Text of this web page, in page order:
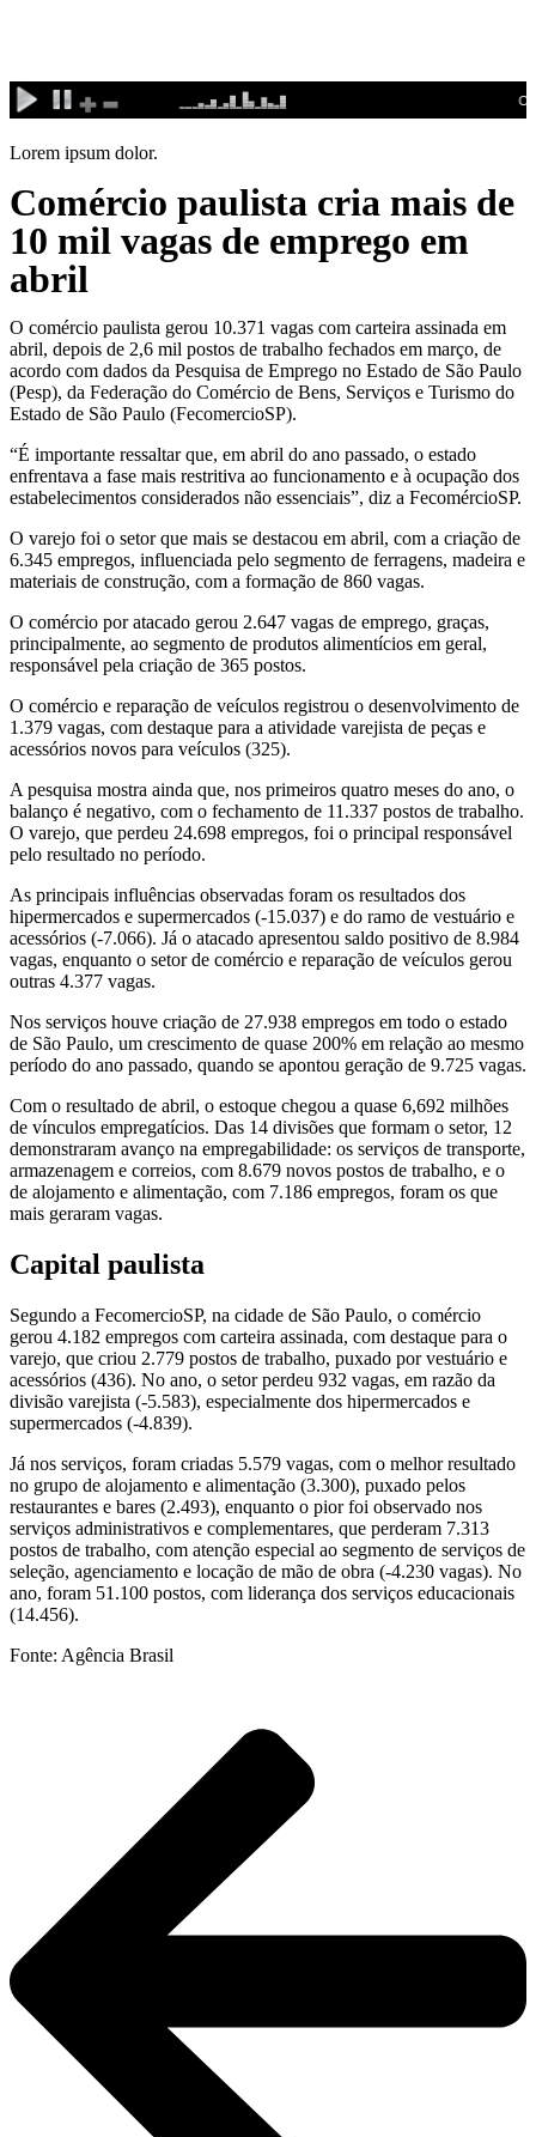
conteúdo
Lorem ipsum dolor.
Comércio paulista cria mais de
10 mil vagas de emprego em
abril
O comércio paulista gerou 10.371 vagas com carteira assinada em
abril, depois de 2,6 mil postos de trabalho fechados em março, de
acordo com dados da Pesquisa de Emprego no Estado de São Paulo
(Pesp), da Federação do Comércio de Bens, Serviços e Turismo do
Estado de São Paulo (FecomercioSP).
“É importante ressaltar que, em abril do ano passado, o estado
enfrentava a fase mais restritiva ao funcionamento e à ocupação dos
estabelecimentos considerados não essenciais”, diz a FecomércioSP.
O varejo foi o setor que mais se destacou em abril, com a criação de
6.345 empregos, influenciada pelo segmento de ferragens, madeira e
materiais de construção, com a formação de 860 vagas.
O comércio por atacado gerou 2.647 vagas de emprego, graças,
principalmente, ao segmento de produtos alimentícios em geral,
responsável pela criação de 365 postos.
O comércio e reparação de veículos registrou o desenvolvimento de
1.379 vagas, com destaque para a atividade varejista de peças e
acessórios novos para veículos (325).
A pesquisa mostra ainda que, nos primeiros quatro meses do ano, o
balanço é negativo, com o fechamento de 11.337 postos de trabalho.
O varejo, que perdeu 24.698 empregos, foi o principal responsável
pelo resultado no período.
As principais influências observadas foram os resultados dos
hipermercados e supermercados (-15.037) e do ramo de vestuário e
acessórios (-7.066). Já o atacado apresentou saldo positivo de 8.984
vagas, enquanto o setor de comércio e reparação de veículos gerou
outras 4.377 vagas.
Nos serviços houve criação de 27.938 empregos em todo o estado
de São Paulo, um crescimento de quase 200% em relação ao mesmo
período do ano passado, quando se apontou geração de 9.725 vagas.
Com o resultado de abril, o estoque chegou a quase 6,692 milhões
de vínculos empregatícios. Das 14 divisões que formam o setor, 12
demonstraram avanço na empregabilidade: os serviços de transporte,
armazenagem e correios, com 8.679 novos postos de trabalho, e o
de alojamento e alimentação, com 7.186 empregos, foram os que
mais geraram vagas.
Capital paulista
Segundo a FecomercioSP, na cidade de São Paulo, o comércio
gerou 4.182 empregos com carteira assinada, com destaque para o
varejo, que criou 2.779 postos de trabalho, puxado por vestuário e
acessórios (436). No ano, o setor perdeu 932 vagas, em razão da
divisão varejista (-5.583), especialmente dos hipermercados e
supermercados (-4.839).
Já nos serviços, foram criadas 5.579 vagas, com o melhor resultado
no grupo de alojamento e alimentação (3.300), puxado pelos
restaurantes e bares (2.493), enquanto o pior foi observado nos
serviços administrativos e complementares, que perderam 7.313
postos de trabalho, com atenção especial ao segmento de serviços de
seleção, agenciamento e locação de mão de obra (-4.230 vagas). No
ano, foram 51.100 postos, com liderança dos serviços educacionais
(14.456).
Fonte: Agência Brasil